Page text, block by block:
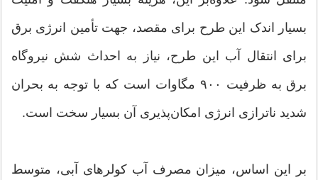
بسیار اندک این طرح برای مقصد، جهت تأمین انرژی برق
برای انتقال آب این طرح، نیاز به احداث شش نیروگاه
برق به ظرفیت ۹۰۰ مگاوات است که با توجه به بحران
شدید ناترازی انرژی امکان‌پذیری آن بسیار سخت است.
بر این اساس، میزان مصرف آب کولرهای آبی، متوسط